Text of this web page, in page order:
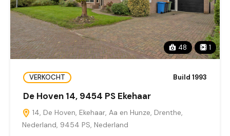
48 1
VERKOCHT Build 1993
De Hoven 14, 9454 PS Ekehaar
14, De Hoven, Ekehaar, Aa en Hunze, Drenthe,
Nederland, 9454 PS, Nederland